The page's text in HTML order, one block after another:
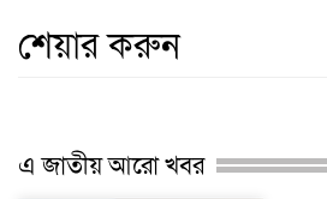
শেয়ার করুন
এ জাতীয় আরো খবর